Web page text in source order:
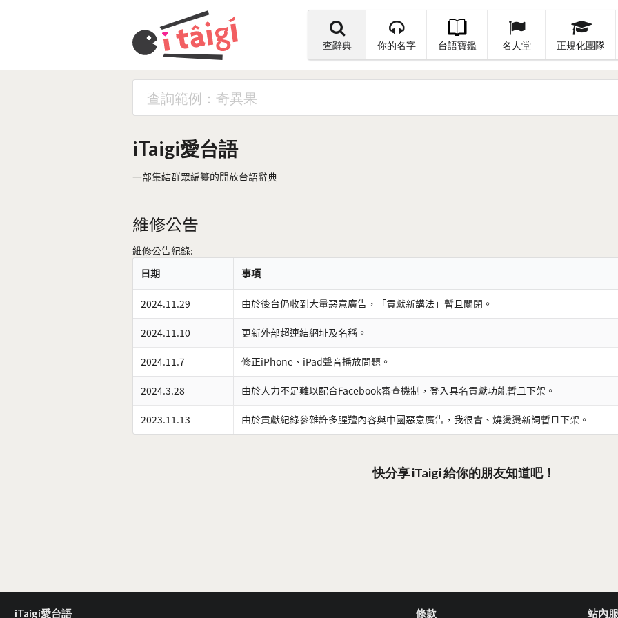
查辭典 你的名字 台語寶鑑 名人堂 正規化團隊
iTaigi愛台語
一部集結群眾編纂的開放台語辭典
維修公告
維修公告紀錄:
日期
事項
2024.11.29 由於後台仍收到大量惡意廣告，「貢獻新講法」暫且關閉。
2024.11.10 更新外部超連結網址及名稱。
2024.11.7 修正iPhone、iPad聲音播放問題。
2024.3.28 由於人力不足難以配合Facebook審查機制，登入具名貢獻功能暫且下架。
2023.11.13 由於貢獻紀錄參雜許多腥羶內容與中國惡意廣告，我很會、燒燙燙新詞暫且下架。
快分享 iTaigi 給你的朋友知道吧！
iTaigi愛台語 條款 站內